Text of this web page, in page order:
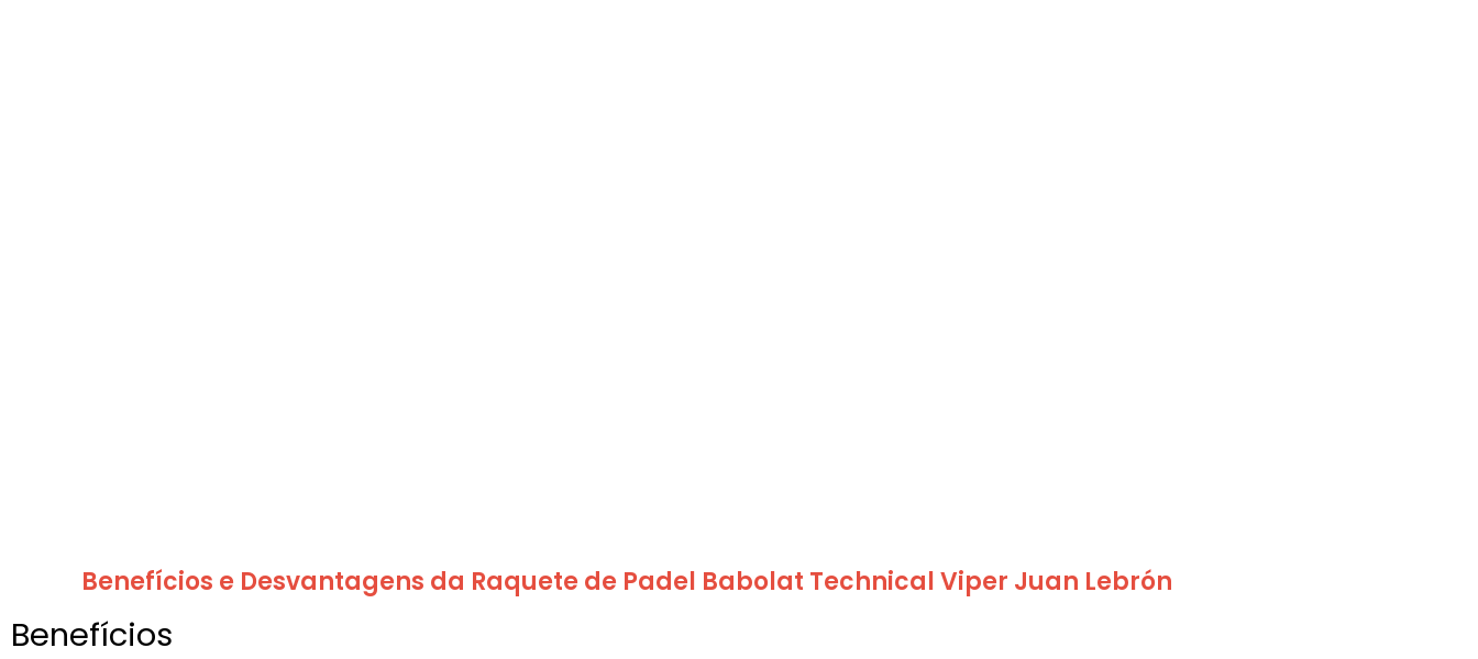
Benefícios e Desvantagens da Raquete de Padel Babolat Technical Viper Juan Lebrón
Benefícios